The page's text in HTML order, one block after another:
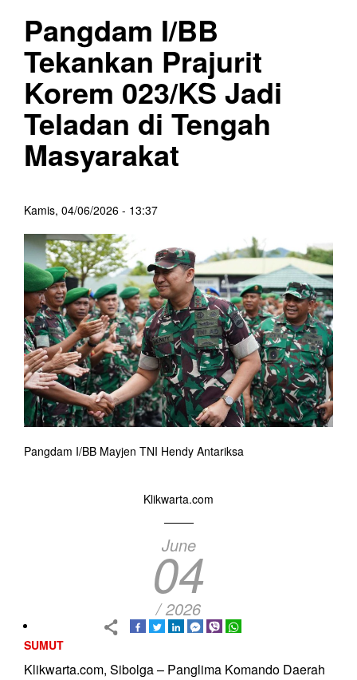
Pangdam I/BB
Tekankan Prajurit
Korem 023/KS Jadi
Teladan di Tengah
Masyarakat
Kamis, 04/06/2026 - 13:37
Pangdam I/BB Mayjen TNI Hendy Antariksa
Klikwarta.com
June
04
/ 2026
SUMUT
Klikwarta.com, Sibolga – Panglima Komando Daerah